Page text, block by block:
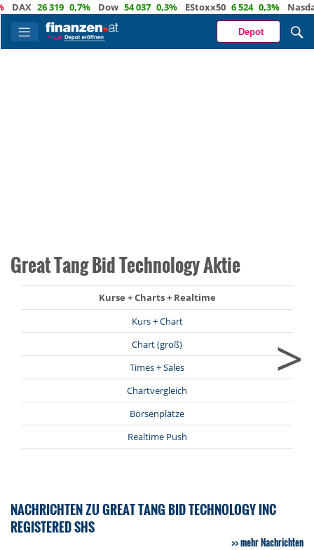
26 319 0,7% Dow 54 037 0,3% EStoxx50 6 524 0,3% Nasdaq
Depot
Great Tang Bid Technology Aktie
Kurse + Charts + Realtime
Kurs + Chart
Chart (groß)
Times + Sales
Chartvergleich
Börsenplätze
Realtime Push
>
NACHRICHTEN ZU GREAT TANG BID TECHNOLOGY INC
REGISTERED SHS
mehr Nachrichten